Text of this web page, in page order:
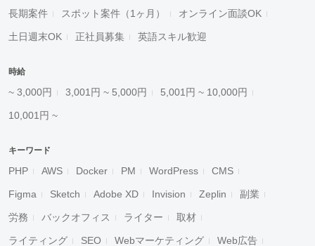
長期案件 スポット案件（1ヶ月） オンライン面談OK
土日週末OK 正社員募集 英語スキル歓迎
時給
~ 3,000円 3,001円 ~ 5,000円 5,001円 ~ 10,000円
10,001円 ~
キーワード
PHP AWS Docker PM WordPress CMS
Figma Sketch Adobe XD Invision Zeplin 副業
労務 バックオフィス ライター 取材
ライティング SEO Webマーケティング Web広告